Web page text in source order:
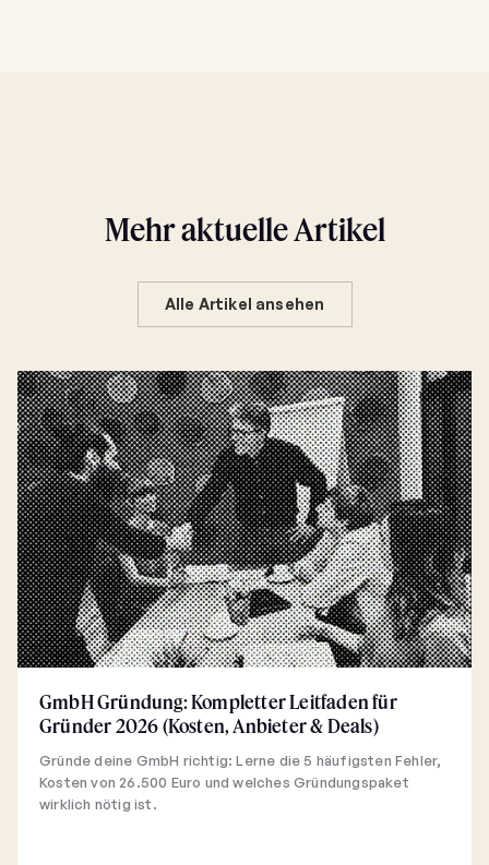
Mehr aktuelle Artikel
Alle Artikel ansehen
GmbH Gründung: Kompletter Leitfaden für
Gründer 2026 (Kosten, Anbieter & Deals)
Gründe deine GmbH richtig: Lerne die 5 häufigsten Fehler,
Kosten von 26.500 Euro und welches Gründungspaket
wirklich nötig ist.